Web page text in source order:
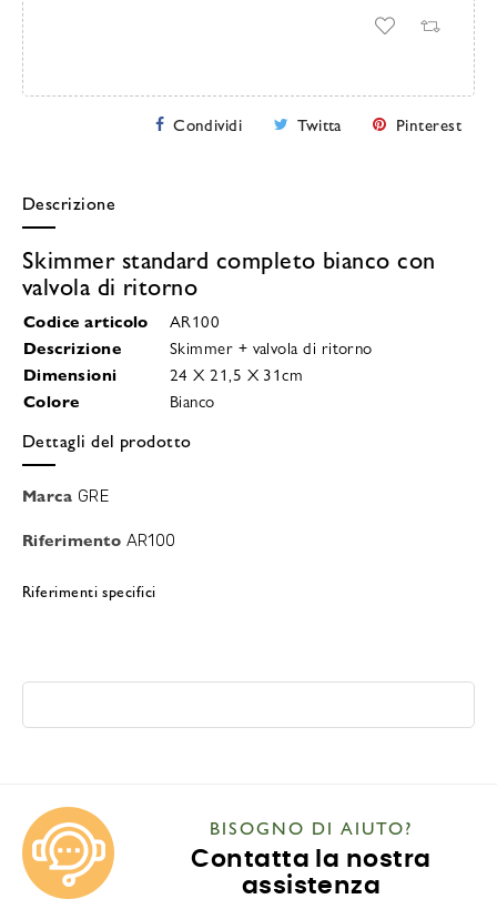
Condividi Twitta Pinterest
Descrizione
Skimmer standard completo bianco con
valvola di ritorno
Codice articolo
AR100
Descrizione
Skimmer + valvola di ritorno
Dimensioni
24 X 21,5 X 31cm
Colore
Bianco
Dettagli del prodotto
Marca GRE
Riferimento AR100
Riferimenti specifici
BISOGNO DI AIUTO?
Contatta la nostra
assistenza